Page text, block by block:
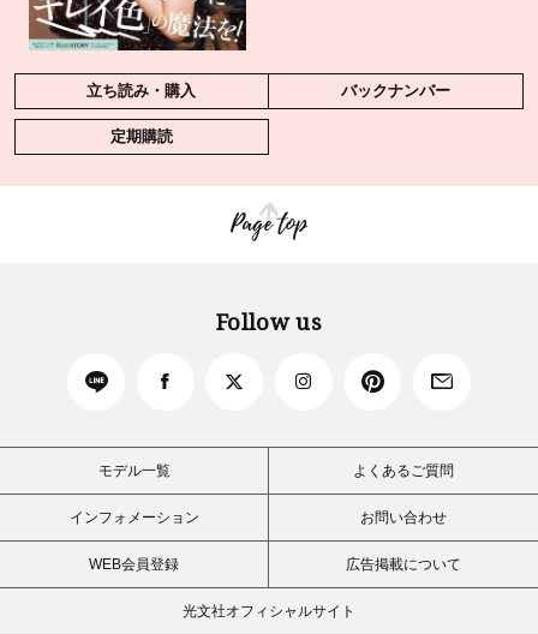
立ち読み・購入 バックナンバー
定期購読
Page top
Follow us
モデル一覧 よくあるご質問
インフォメーション お問い合わせ
WEB会員登録 広告掲載について
光文社オフィシャルサイト